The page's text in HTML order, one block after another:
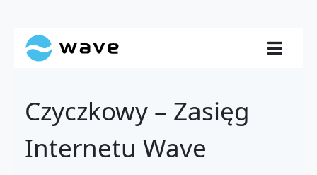
Czyczkowy – Zasięg
Internetu Wave